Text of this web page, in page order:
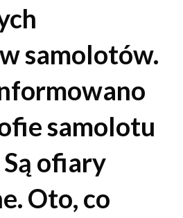
samolotów.
samolotu
ofiary
Oto, co